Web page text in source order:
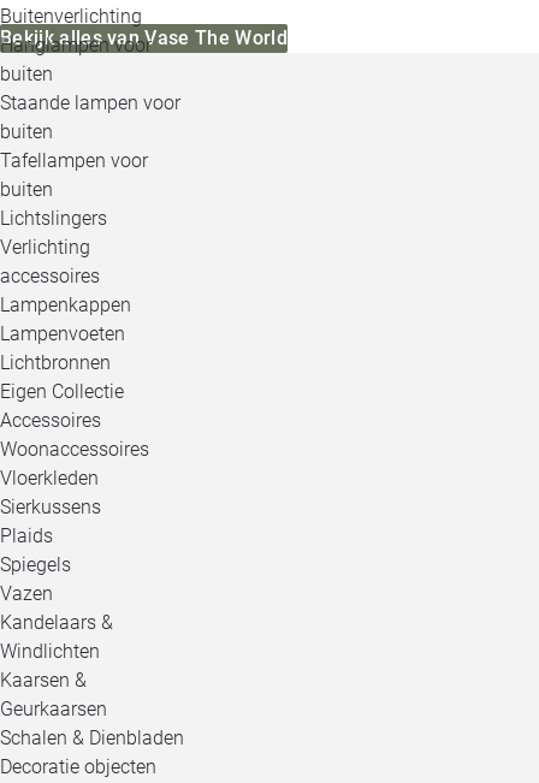
Buitenverlichting
Hanglampen voor
buiten
Staande lampen voor
buiten
Tafellampen voor
buiten
Lichtslingers
Verlichting
accessoires
Lampenkappen
Lampenvoeten
Lichtbronnen
Eigen Collectie
Accessoires
Woonaccessoires
Vloerkleden
Sierkussens
Plaids
Spiegels
Vazen
Kandelaars &
Windlichten
Kaarsen &
Geurkaarsen
Schalen & Dienbladen
Decoratie objecten
Bekijk alles van Vase The World